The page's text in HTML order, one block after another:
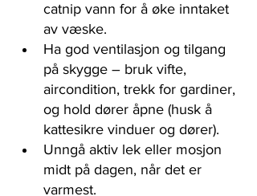
catnip vann for å øke inntaket
av væske.
Ha god ventilasjon og tilgang
på skygge – bruk vifte,
aircondition, trekk for gardiner,
og hold dører åpne (husk å
kattesikre vinduer og dører).
Unngå aktiv lek eller mosjon
midt på dagen, når det er
varmest.